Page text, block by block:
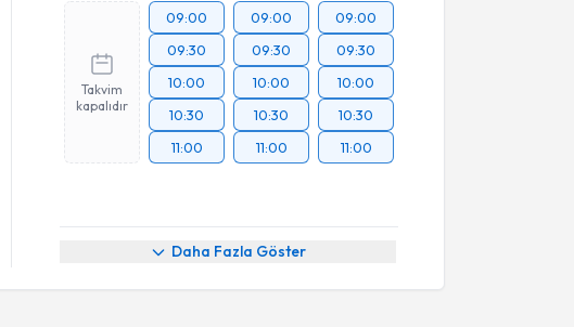
Takvim
kapalıdır
09:00
09:30
10:00
10:30
11:00
09:00
09:30
10:00
10:30
11:00
09:00
09:30
10:00
10:30
11:00
Daha Fazla Göster